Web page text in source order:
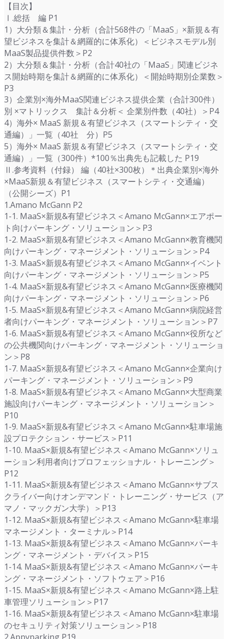
【目次】
Ⅰ.総括 編 P1
1）大分類＆集計・分析（合計568件の「MaaS」×新規＆有
望ビジネスを集計＆網羅的に体系化）＜ビジネスモデル別
MaaS製品提供件数＞P2
2）大分類＆集計・分析（合計40社の「MaaS」関連ビジネ
ス開始時期を集計＆網羅的に体系化）＜開始時期別企業数＞
P3
3）企業別×海外MaaS関連ビジネス提供企業（合計300件）
別 ×マトリックス 集計＆分析＜ 企業別件数（40社）＞P4
4）海外× MaaS 新規＆有望ビジネス（スマートシティ・交
通編）」一覧（40社 分）P5
5）海外× MaaS 新規＆有望ビジネス（スマートシティ・交
通編）」一覧（300件）*100％出典先も記載した P19
Ⅱ.参考資料（付録） 編（40社×300枚）＊出典企業別×海外
×MaaS新規＆有望ビジネス（スマートシティ・交通編）
（公開シーズ）P1
1.Amano McGann P2
1-1. MaaS×新規&有望ビジネス＜Amano McGann×エアポー
ト向けパーキング・ソリューション＞P3
1-2. MaaS×新規&有望ビジネス＜Amano McGann×教育機関
向けパーキング・マネージメント・ソリューション＞P4
1-3. MaaS×新規&有望ビジネス＜Amano McGann×イベント
向けパーキング・マネージメント・ソリューション＞P5
1-4. MaaS×新規&有望ビジネス＜Amano McGann×医療機関
向けパーキング・マネージメント・ソリューション＞P6
1-5. MaaS×新規&有望ビジネス＜Amano McGann×病院経営
者向けパーキング・マネージメント・ソリューション＞P7
1-6. MaaS×新規&有望ビジネス＜Amano McGann×役所など
の公共機関向けパーキング・マネージメント・ソリューショ
ン＞P8
1-7. MaaS×新規&有望ビジネス＜Amano McGann×企業向け
パーキング・マネージメント・ソリューション＞P9
1-8. MaaS×新規&有望ビジネス＜Amano McGann×大型商業
施設向けパーキング・マネージメント・ソリューション＞
P10
1-9. MaaS×新規&有望ビジネス＜Amano McGann×駐車場施
設プロテクション・サービス＞P11
1-10. MaaS×新規&有望ビジネス＜Amano McGann×ソリュ
ーション利用者向けプロフェッショナル・トレーニング＞
P12
1-11. MaaS×新規&有望ビジネス＜Amano McGann×サブス
クライバー向けオンデマンド・トレーニング・サービス（ア
マノ・マックガン大学）＞P13
1-12. MaaS×新規&有望ビジネス＜Amano McGann×駐車場
マネージメント・ターミナル＞P14
1-13. MaaS×新規&有望ビジネス＜Amano McGann×パーキ
ング・マネージメント・デバイス＞P15
1-14. MaaS×新規&有望ビジネス＜Amano McGann×パーキ
ング・マネージメント・ソフトウェア＞P16
1-15. MaaS×新規&有望ビジネス＜Amano McGann×路上駐
車管理ソリューション＞P17
1-16. MaaS×新規&有望ビジネス＜Amano McGann×駐車場
のセキュリティ対策ソリューション＞P18